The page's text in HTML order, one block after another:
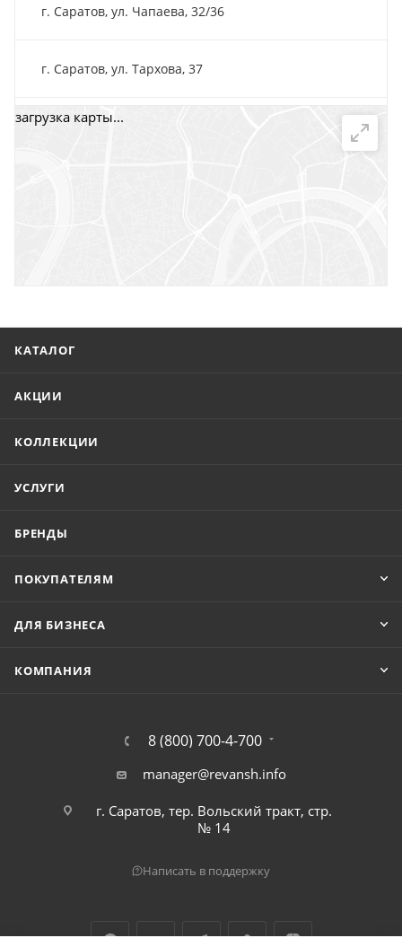
г. Саратов, ул. Чапаева, 32/36
г. Саратов, ул. Тархова, 37
г. Саратов, пр-т. 50 лет Октября, 118Д, помещ. 15
загрузка карты...
КАТАЛОГ
АКЦИИ
КОЛЛЕКЦИИ
УСЛУГИ
БРЕНДЫ
ПОКУПАТЕЛЯМ
ДЛЯ БИЗНЕСА
КОМПАНИЯ
8 (800) 700-4-700
manager@revansh.info
г. Саратов, тер. Вольский тракт, стр.
№ 14
Написать в поддержку